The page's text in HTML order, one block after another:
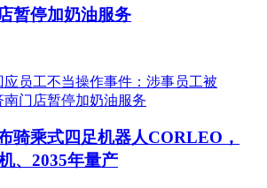
暂停加奶油服务
骑乘式四足机器人CORLEO，
、2035年量产